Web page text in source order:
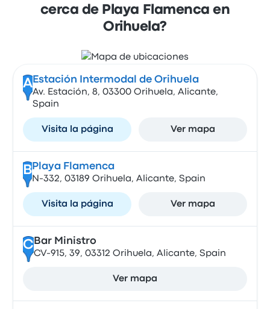
cerca de Playa Flamenca en
Orihuela?
A Estación Intermodal de Orihuela
Av. Estación, 8, 03300 Orihuela, Alicante,
Spain
Visita la página Ver mapa
B Playa Flamenca
N-332, 03189 Orihuela, Alicante, Spain
Visita la página Ver mapa
CBar Ministro
CV-915, 39, 03312 Orihuela, Alicante, Spain
Ver mapa